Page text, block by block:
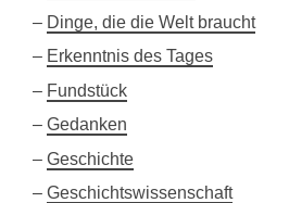
Dinge, die die Welt braucht
Erkenntnis des Tages
Fundstück
Gedanken
Geschichte
Geschichtswissenschaft